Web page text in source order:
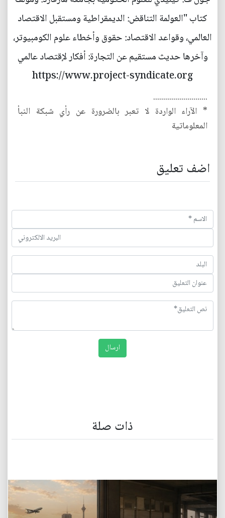
كتاب "العولمة التناقض: الديمقراطية ومستقبل الاقتصاد
العالمي، وقواعد الاقتصاد: حقوق وأخطاء علوم الكومبيوتر،
وآخرها حديث مستقيم عن التجارة: أفكار لإقتصاد عالمي
https://www.project-syndicate.org
...........................
* الآراء الواردة لا تعبر بالضرورة عن رأي شبكة النبأ
المعلوماتية
اضف تعليق
ذات صلة